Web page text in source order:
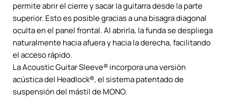
permite abrir el cierre y sacar la guitarra desde la parte
superior. Esto es posible gracias a una bisagra diagonal
oculta en el panel frontal. Al abrirla, la funda se despliega
naturalmente hacia afuera y hacia la derecha, facilitando
el acceso rápido.
La Acoustic Guitar Sleeve® incorpora una versión
acústica del Headlock®, el sistema patentado de
suspensión del mástil de MONO.